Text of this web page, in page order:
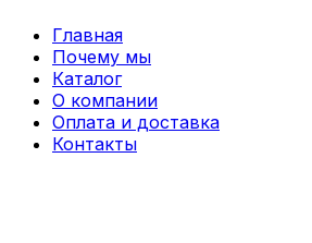
Главная
Почему мы
Каталог
О компании
Оплата и доставка
Контакты